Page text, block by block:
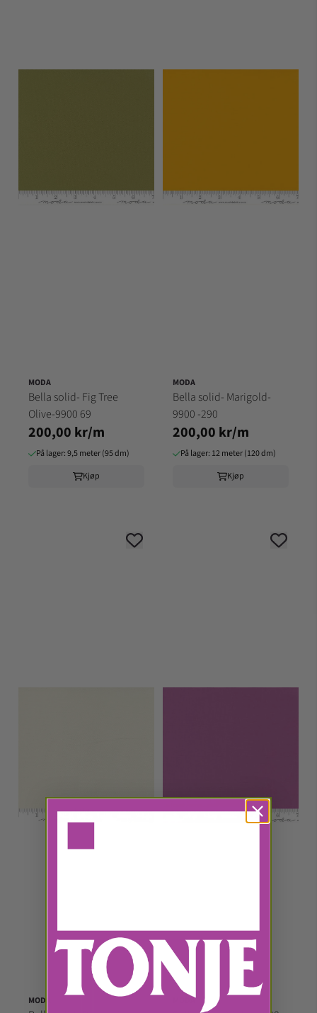
MODA
Bella solid- Fig Tree
Olive-9900 69
200,00 kr/m
På lager: 9,5 meter (95 dm)
Kjøp
MODA
Bella solid- Marigold-
9900 -290
200,00 kr/m
På lager: 12 meter (120 dm)
Kjøp
MODA MODA